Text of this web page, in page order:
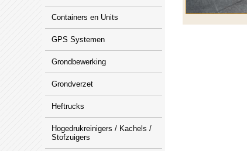
Containers en Units
GPS Systemen
Grondbewerking
Grondverzet
Heftrucks
Hogedrukreinigers / Kachels /
Stofzuigers